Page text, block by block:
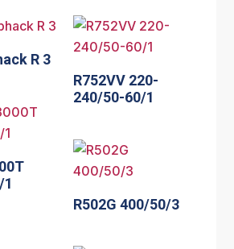
R 3
R752VV 220-
240/50-60/1
R502G 400/50/3